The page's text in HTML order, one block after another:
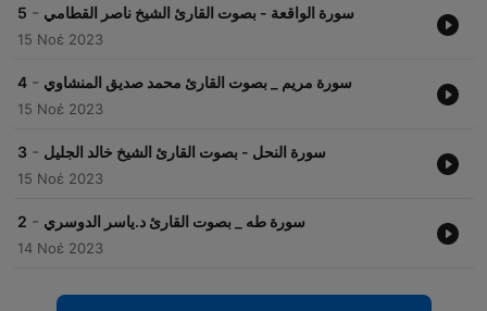
5 - سورة الواقعة - بصوت القارئ الشيخ ناصر القطامي
15 Νοέ 2023
4 - سورة مريم _ بصوت القارئ محمد صديق المنشاوي
15 Νοέ 2023
3 - سورة النحل - بصوت القارئ الشيخ خالد الجليل
15 Νοέ 2023
2 - سورة طه _ بصوت القارئ د.ياسر الدوسري
14 Νοέ 2023